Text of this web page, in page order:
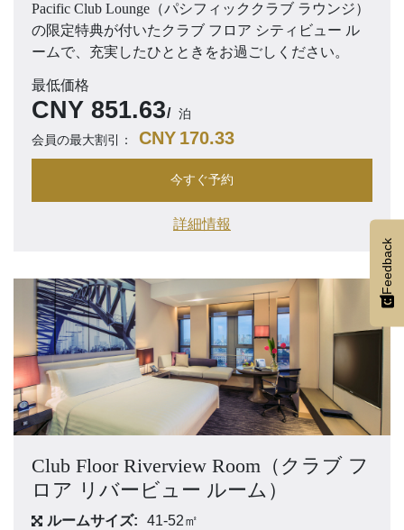
Pacific Club Lounge（パシフィッククラブ ラウンジ）
の限定特典が付いたクラブ フロア シティビュー ル
ームで、充実したひとときをお過ごしください。
最低価格
CNY 851.63
泊
会員の最大割引：
CNY 170.33
今すぐ予約
詳細情報
Club Floor Riverview Room（クラブ フ
ロア リバービュー ルーム）
ルームサイズ:
41-52㎡
Feedback